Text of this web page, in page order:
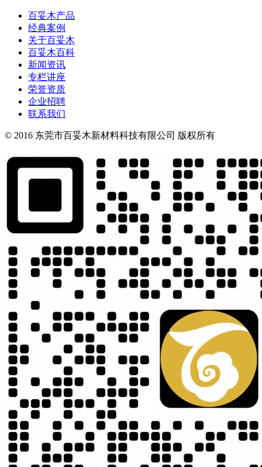
百妥木产品
经典案例
关于百妥木
百妥木百科
新闻资讯
专栏讲座
荣誉资质
企业招聘
联系我们
© 2016 东莞市百妥木新材料科技有限公司 版权所有